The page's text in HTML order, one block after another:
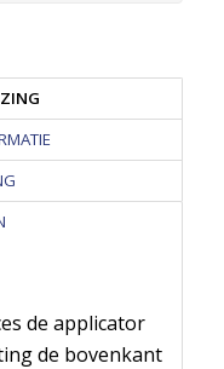
de applicator
de bovenkant